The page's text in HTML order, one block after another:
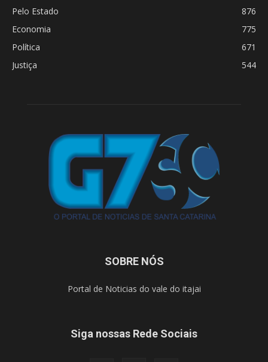
Pelo Estado
876
Economia
775
Política
671
Justiça
544
SOBRE NÓS
Portal de Noticias do vale do itajai
Siga nossas Rede Sociais